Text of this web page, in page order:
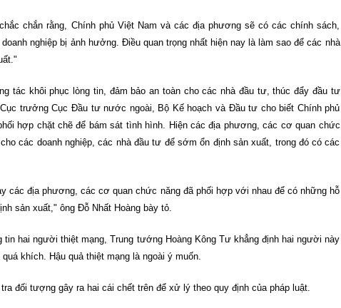
chắn rằng, Chính phủ Việt Nam và các địa phương sẽ có các chính sách,
nghiệp bị ảnh hưởng. Điều quan trọng nhất hiện nay là làm sao để các nhà
tác khôi phục lòng tin, đảm bảo an toàn cho các nhà đầu tư, thúc đẩy đầu tư
trưởng Cục Đầu tư nước ngoài, Bộ Kế hoạch và Đầu tư cho biết Chính phủ
hợp chặt chẽ để bám sát tình hình. Hiện các địa phương, các cơ quan chức
các doanh nghiệp, các nhà đầu tư để sớm ổn định sản xuất, trong đó có các
các địa phương, các cơ quan chức năng đã phối hợp với nhau để có những hỗ
sản xuất," ông Đỗ Nhất Hoàng bày tỏ.
tin hai người thiệt mạng, Trung tướng Hoàng Kông Tư khẳng định hai người này
khích. Hậu quả thiệt mạng là ngoài ý muốn.
đối tượng gây ra hai cái chết trên để xử lý theo quy định của pháp luật.